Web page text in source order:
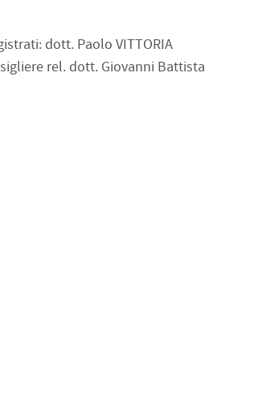
dott. Paolo VITTORIA
rel. dott. Giovanni Battista